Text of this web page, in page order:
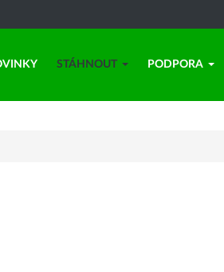
STÁHNOUT PODPORA